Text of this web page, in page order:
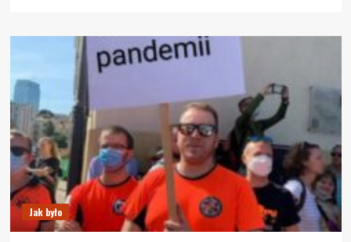
o
7.01.
PAPkowaty
dziennikarstwa
Jak było